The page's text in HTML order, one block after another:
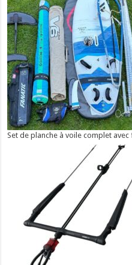
Set de planche à voile complet